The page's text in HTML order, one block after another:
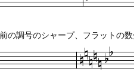
の調号のシャープ、フラットの数